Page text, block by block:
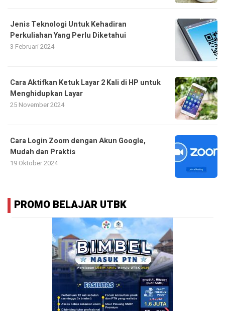
Jenis Teknologi Untuk Kehadiran
Perkuliahan Yang Perlu Diketahui
3 Februari 2024
Cara Aktifkan Ketuk Layar 2 Kali di HP untuk
Menghidupkan Layar
25 November 2024
Cara Login Zoom dengan Akun Google,
Mudah dan Praktis
19 Oktober 2024
PROMO BELAJAR UTBK